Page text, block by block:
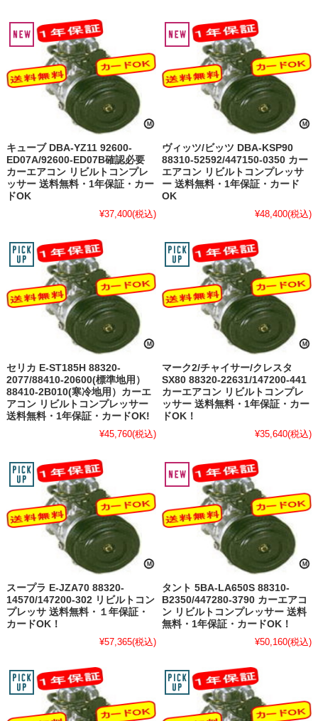
キューブ DBA-YZ11 92600-
ED07A/92600-ED07B確認必要
カーエアコン リビルトコンプレ
ッサー 送料無料・1年保証・カー
ドOK
¥37,400(税込)
ヴィッツ/ビッツ DBA-KSP90
88310-52592/447150-0350 カー
エアコン リビルトコンプレッサ
ー 送料無料・1年保証・カード
OK
¥48,400(税込)
セリカ E-ST185H 88320-
2077/88410-20600(標準地用）
88410-2B010(寒冷地用）カーエ
アコン リビルトコンプレッサー
送料無料・1年保証・カードOK!
¥45,760(税込)
マーク2/チャイサー/クレスタ
SX80 88320-22631/147200-441
カーエアコン リビルトコンプレ
ッサー 送料無料・1年保証・カー
ドOK！
¥35,640(税込)
スープラ E-JZA70 88320-
14570/147200-302 リビルトコン
プレッサ 送料無料・１年保証・
カードOK！
¥57,365(税込)
タント 5BA-LA650S 88310-
B2350/447280-3790 カーエアコ
ン リビルトコンプレッサー 送料
無料・1年保証・カードOK！
¥50,160(税込)